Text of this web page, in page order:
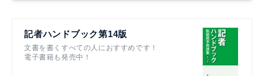
記者ハンドブック第14版
文書を書くすべての人におすすめです！
電子書籍も発売中！